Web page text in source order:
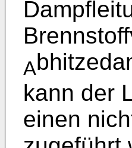
A
kann der
einen